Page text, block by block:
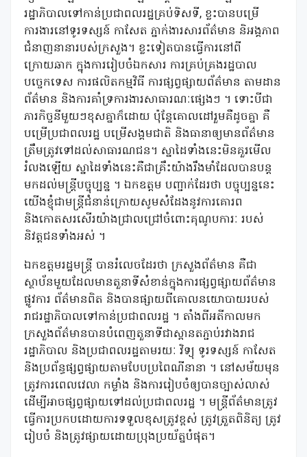
រដ្ឋាភិបាលទៅកាន់ប្រជាពលរដ្ឋគ្រប់ទិសទី, ខ្លះបានបម្រើ
ការងារនៅទូរទស្សន៍ កាសែត ភ្នាក់ងារសារព័ត៌មាន និអង្គភាព
ជំនាញនានារបស់ក្រសួង។ ខ្លះទៀតបានធ្វើការនៅពី
ក្រោយឆាក ក្នុងការរៀបចំឯកសារ ការគ្រប់គ្រងរដ្ឋបាល
បច្ចេកទេស ការផលិតកម្មវិធី ការផ្សព្វផ្សាយព័ត៌មាន តាមដាន
ព័ត៌មាន និងការគាំទ្រការងារសាធារណៈផ្សេងៗ ។ ទោះបីជា
ភារកិច្ចនីមួយៗខុសគ្នាក៏ដោយ ប៉ុន្តែគោលដៅរួមគឺដូចគ្នា គឺ
បម្រើប្រជាពលរដ្ឋ បម្រើសង្គមជាតិ និងធានាឲ្យមានព័ត៌មាន
ត្រឹមត្រូវទៅដល់សាធារណជន។ ស្នាដៃទាំងនេះមិនគួរមើល
រំលងឡើយ ស្នាដៃទាំងនេះគឺជាគ្រឹះយ៉ាងរឹងមាំដែលបានបន្ត
មកដល់មន្ត្រីបច្ចុប្បន្ន ។ ឯកឧត្តម បញ្ជាក់ដែរថា បច្ចុប្បន្ននេះ
យើងខ្ញុំជាមន្ត្រីជំនាន់ក្រោយសូមសំដែងនូវការគោរព
និងកោតសរសើរយ៉ាងជ្រាលជ្រៅចំពោះគុណូបការៈ របស់
និវត្តជនទាំងអស់ ។
ឯកឧត្តមរដ្ឋមន្ត្រី បានរំលេចដែរថា ក្រសួងព័ត៌មាន គឺជា
ស្ថាប័នមួយដែលមានតួនាទីសំខាន់ក្នុងការផ្សព្វផ្សាយព័ត៌មាន
ផ្លូវការ ព័ត៌មានពិត និងបានផ្សាយពីគោលនយោបាយរបស់
រាជរដ្ឋាភិបាលទៅកាន់ប្រជាពលរដ្ឋ ។ តាំងពីអតីកាលមក
ក្រសួងព័ត៌មានបានបំពេញតួនាទីជាស្ពានតភ្ជាប់រវាងរាជ
រដ្ឋាភិបាល និងប្រជាពលរដ្ឋតាមរយៈ វិទ្យុ ទូរទស្សន៍ កាសែត
និងប្រព័ន្ធផ្សព្វផ្សាយតាមបែបប្រពៃណីនានា ។ នៅសម័យមុន
ត្រូវការពេលវេលា កម្លាំង និងការរៀបចំឲ្យបានច្បាស់លាស់
ដើម្បីអាចផ្សព្វផ្សាយទៅដល់ប្រជាពលរដ្ឋ ។ មន្ត្រីព័ត៌មានត្រូវ
ធ្វើការប្រកបដោយការទទួលខុសត្រូវខ្ពស់ ត្រូវត្រួតពិនិត្យ ត្រូវ
រៀបចំ និងត្រូវផ្សាយដោយប្រុងប្រយ័ត្នបំផុត។